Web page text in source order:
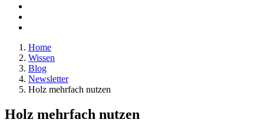
Home
Wissen
Blog
Newsletter
Holz mehrfach nutzen
Holz mehrfach nutzen